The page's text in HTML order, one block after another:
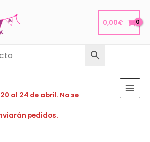
0,00€
al 24 de abril. No se
pedidos.